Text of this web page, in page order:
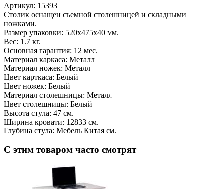
Артикул: 15393
Столик оснащен съемной столешницей и складными
ножками.
Размер упаковки: 520х475х40 мм.
Вес: 1.7 кг.
Основная гарантия: 12 мес.
Материал каркаса: Металл
Материал ножек: Металл
Цвет карткаса: Белый
Цвет ножек: Белый
Материал столешницы: Металл
Цвет столешницы: Белый
Высота стула: 47 см.
Ширина кровати: 12833 см.
Глубина стула: Мебель Китая см.
С этим товаром часто смотрят